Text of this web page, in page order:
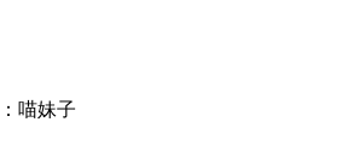
喵妹子